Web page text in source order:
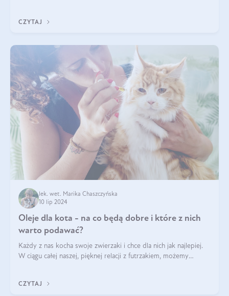
CZYTAJ
lek. wet. Marika Chaszczyńska
10 lip 2024
Oleje dla kota - na co będą dobre i które z nich
warto podawać?
Każdy z nas kocha swoje zwierzaki i chce dla nich jak najlepiej.
W ciągu całej naszej, pięknej relacji z futrzakiem, możemy
CZYTAJ